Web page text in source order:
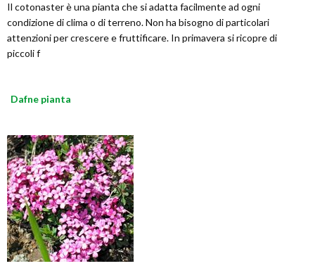
Il cotonaster è una pianta che si adatta facilmente ad ogni
condizione di clima o di terreno. Non ha bisogno di particolari
attenzioni per crescere e fruttificare. In primavera si ricopre di
piccoli f
Dafne pianta